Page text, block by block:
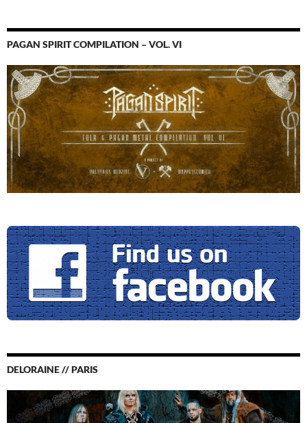
PAGAN SPIRIT COMPILATION – VOL. VI
DELORAINE // PARIS